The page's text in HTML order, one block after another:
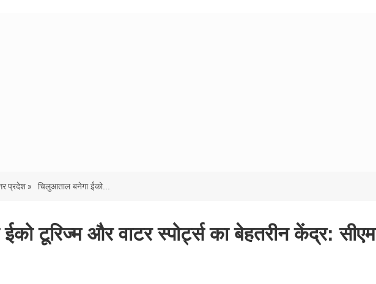
प्रदेश » चिलुआताल बनेगा ईको...
टूरिज्म और वाटर स्पोर्ट्स का बेहतरीन केंद्र: सीएम